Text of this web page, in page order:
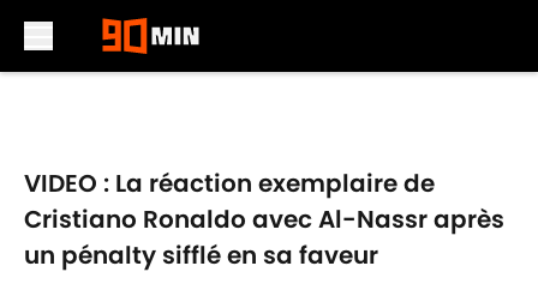
VIDEO : La réaction exemplaire de
Cristiano Ronaldo avec Al-Nassr après
un pénalty sifflé en sa faveur